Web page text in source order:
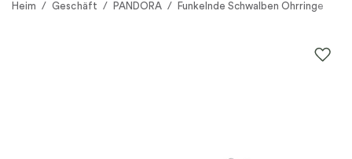
Heim / Geschäft / PANDORA / Funkelnde Schwalben Ohrringe